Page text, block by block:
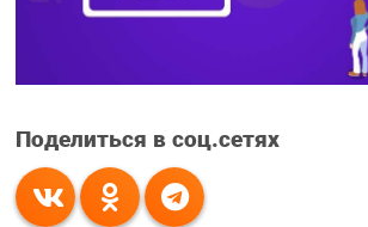
Поделиться в соц.сетях